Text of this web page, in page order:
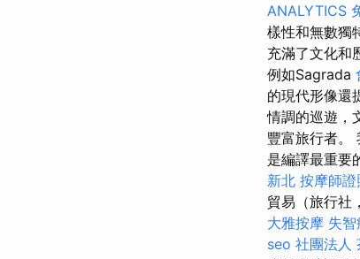
ANALYTICS
樣性和無數獨
充滿了文化和
例如Sagrada
的現代形像還
情調的巡遊，
豐富旅行者。
是編譯最重要
新北 按摩師證
貿易（旅行社
大雅按摩 失智
seo 社團法人